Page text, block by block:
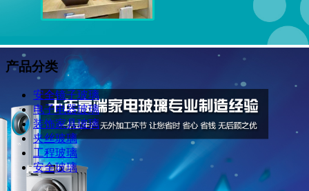
产品分类
安全镜子玻璃
电子电器玻璃
装饰家具玻璃
夹丝玻璃
工程玻璃
安全玻璃